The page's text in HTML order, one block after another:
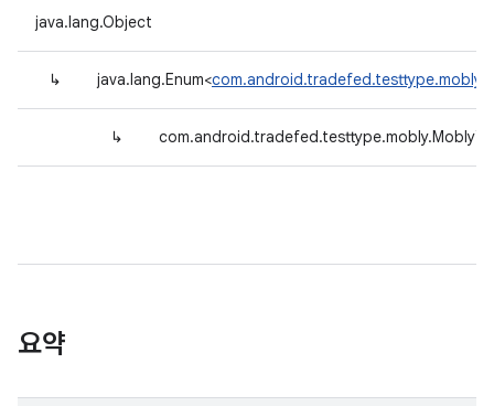
java.lang.Object
↳ java.lang.Enum<
↳
요약